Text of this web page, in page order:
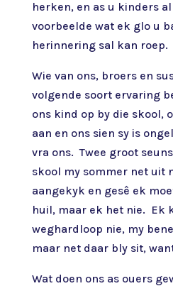
herken, en as u kinders
voorbeelde wat ek glo u
herinnering sal kan roep.
Wie van ons, broers en
volgende soort ervaring
ons kind op by die skool,
aan en ons sien sy is
vra ons. Twee groot
skool my sommer net uit
aangekyk en gesê ek
huil, maar ek het nie. Ek
weghardloop nie, my
maar net daar bly sit,
Wat doen ons as ouers